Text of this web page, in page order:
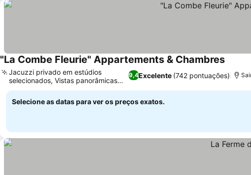
"La Combe Fleurie" Appartements & Chambres
9,4Excelente (742 pontuações)
Jacuzzi privado em estúdios
selecionados, Vistas panorâmicas
dos Alpes
Selecione as datas para ver os preços exatos.